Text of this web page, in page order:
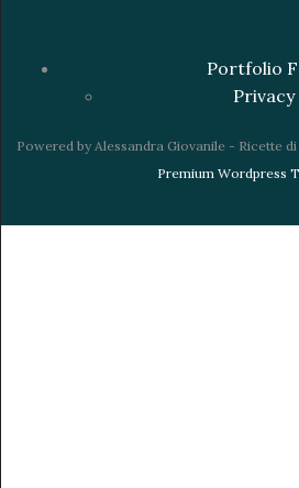
Portfolio
Privacy
Powered by Alessandra Giovanile - Ricette di
Premium Wordpress